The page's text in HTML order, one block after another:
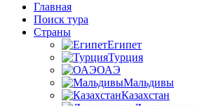
Главная
Поиск тура
Страны
Египет
Турция
ОАЭ
Мальдивы
Казахстан